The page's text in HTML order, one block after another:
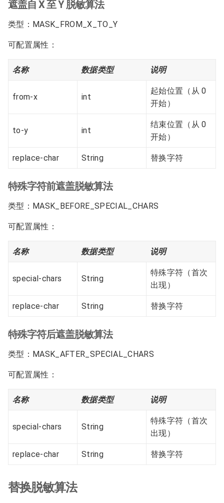
遮盖自 X 至 Y 脱敏算法
类型：MASK_FROM_X_TO_Y
可配置属性：
名称 数据类型 说明
from-x int
起始位置（从 0
开始）
to-y int
结束位置（从 0
开始）
replace-char String 替换字符
特殊字符前遮盖脱敏算法
类型：MASK_BEFORE_SPECIAL_CHARS
可配置属性：
名称 数据类型 说明
special-chars String
特殊字符（首次
出现）
replace-char String 替换字符
特殊字符后遮盖脱敏算法
类型：MASK_AFTER_SPECIAL_CHARS
可配置属性：
名称 数据类型 说明
special-chars String
特殊字符（首次
出现）
replace-char String 替换字符
替换脱敏算法